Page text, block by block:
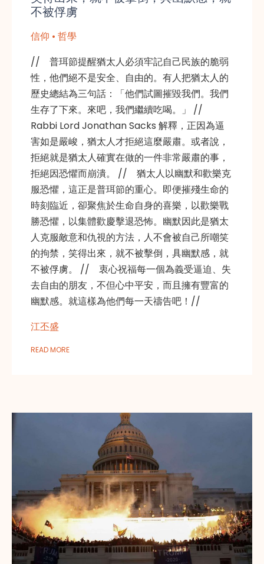
不被俘虜
信仰 • 哲學
// 普珥節提醒猶太人必須牢記自己民族的脆弱
性，他們絕不是安全、自由的。有人把猶太人的
歷史總結為三句話：「他們試圖摧毀我們。我們
生存了下來。來吧，我們繼續吃喝。」 //
Rabbi Lord Jonathan Sacks 解釋，正因為逼
害如是嚴峻，猶太人才拒絕這麼嚴肅。或者說，
拒絕就是猶太人確實在做的一件非常嚴肅的事，
拒絕因恐懼而崩潰。 // 猶太人以幽默和歡樂克
服恐懼，這正是普珥節的重心。即便摧殘生命的
時刻臨近，卻聚焦於生命自身的喜樂，以歡樂戰
勝恐懼，以集體歡慶擊退恐怖。幽默因此是猶太
人克服敵意和仇視的方法，人不會被自己所嘲笑
的拘禁，笑得出來，就不被擊倒，具幽默感，就
不被俘虜。 // 衷心祝福每一個為義受逼迫、失
去自由的朋友，不但心中平安，而且擁有豐富的
幽默感。就這樣為他們每一天禱告吧！//
江丕盛
READ MORE